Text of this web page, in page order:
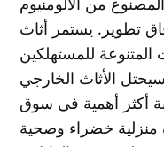
تطوير. يستمر أثاث
للمستهلكين
الأثاث الخارجي
أكثر أهمية في سوق
منزلية خضراء وصحية